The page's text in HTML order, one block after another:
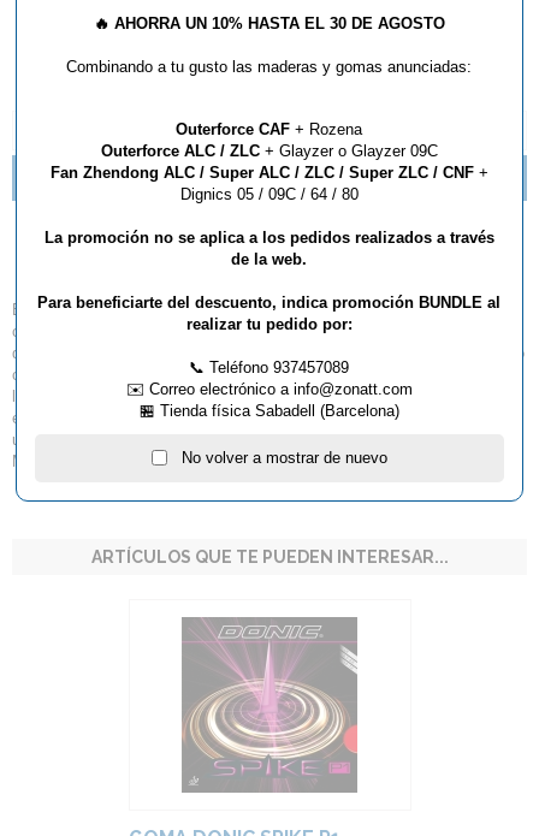
AÑADIR AL CARRITO
DESCRIPCIÓN Y CARACTERÍSTICAS
MADERAS DONIC EN LIQUIDACION
Goma Donic Spike P2
Esta goma de picos largos debe sus cualidades de juego únicas a la
combinación de una esponja muy suave y una superficie especialmente
desarrollada. La esponja suave de la Spike P2 aumenta el control cuando
cortas cerca de la mesa y facilita el bloqueo y el ataque;la variación en
los golpes sorprenderá a tu oponente. La estructura de los picos
especialmente diseñada hace posible para el defensor moderno emplear
una amplia gama de golpes. Esta nueva goma fue desarrollada junto con
MASATO Shiono, uno de los mejores defensas del mundo.
ARTÍCULOS QUE TE PUEDEN INTERESAR...
🔥 AHORRA UN 10% HASTA EL 30 DE AGOSTO
Combinando a tu gusto las maderas y gomas anunciadas:
Outerforce CAF + Rozena
Outerforce ALC / ZLC+ Glayzer o Glayzer 09C
Fan Zhendong ALC / Super ALC / ZLC / Super ZLC / CNF+
Dignics 05 / 09C / 64 / 80
La promoción no se aplica a los pedidos realizados a través
de la web.
Para beneficiarte del descuento, indica promoción BUNDLE al
realizar tu pedido por:
📞 Teléfono 937457089
✉️ Correo electrónico a info@zonatt.com
🏪 Tienda física Sabadell (Barcelona)
No volver a mostrar de nuevo